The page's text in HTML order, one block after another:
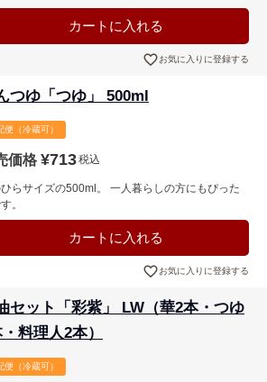
カートに入れる
お気に入りに登録する
つゆ「つゆ」 500ml
便（冷蔵可）
価格 ¥713税込
らサイズの500ml。 一人暮らしの方にもぴった
。
カートに入れる
お気に入りに登録する
セット「彩紫」 LW（華2本・つゆ
料理人2本）
便（冷蔵可）